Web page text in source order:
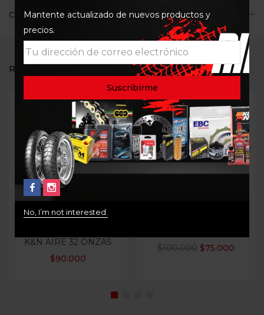
Consultas
RELATED PRODUCTS
LIMPIADOR
K&N AIRE 32 ONZAS
$90.000
-25%
Out Of Stock
$100.000 $75.000
Mantente actualizado de nuevos productos y
precios.
No, I’m not interested.